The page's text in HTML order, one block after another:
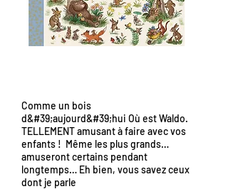
Comme un bois
d&#39;aujourd&#39;hui Où est Waldo.
TELLEMENT amusant à faire avec vos
enfants ! Même les plus grands…
amuseront certains pendant
longtemps… Eh bien, vous savez ceux
dont je parle